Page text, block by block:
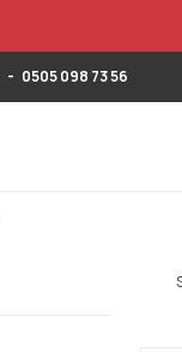
- 0505 098 73 56